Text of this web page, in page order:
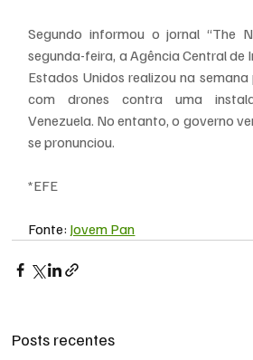
Segundo informou o jornal “The
segunda-feira, a Agência Central de
Estados Unidos realizou na
com drones contra uma
Venezuela. No entanto, o governo
se pronunciou.
*EFE
Fonte: Jovem Pan
Posts recentes